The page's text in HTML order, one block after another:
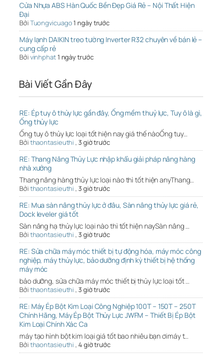
Cửa Nhựa ABS Hàn Quốc Bền Đẹp Giá Rẻ – Nội Thất Hiện
Đại
Bởi Tuongvicuago1 ngày trước
Máy lạnh DAIKIN treo tường Inverter R32 chuyên về bán lẻ –
cung cấp rẻ
Bởi vinhphat1 ngày trước
Bài Viết Gần Đây
RE: Ép tuy ô thủy lực gần đây, Ống mềm thuỷ lực, Tuy ô là gì,
Ống thủy lực
Ống tuy ô thủy lực loại tốt hiện nay giá thế nàoỐng tuy…
Bởi thaontasieuthi , 3 giờ trước
RE: Thang Nâng Thủy Lực nhập khẩu giải pháp nâng hàng
nhà xưởng
Thang nâng hàng thủy lực loại nào thì tốt hiện anyThang…
Bởi thaontasieuthi , 3 giờ trước
RE: Mua sàn nâng thủy lực ở đâu, Sàn nâng thủy lực giá rẻ,
Dock leveler giá tốt
Sàn nâng hạ thủy lực loại nào thì tốt hiện naySàn nâng …
Bởi thaontasieuthi , 3 giờ trước
RE: Sửa chữa máy móc thiết bị tự động hóa, máy móc công
nghiệp, máy thủy lực, bảo dưỡng định kỳ thiết bị hệ thống
máy móc
bảo dưỡng, sửa chữa máy móc thiết bị thủy lực loại tốt …
Bởi thaontasieuthi , 3 giờ trước
RE: Máy Ép Bột Kim Loại Công Nghiệp 100T – 150T – 250T
Chính Hãng, Máy Ép Bột Thủy Lực JWFM – Thiết Bị Ép Bột
Kim Loại Chính Xác Ca
máy tạo hình bột kim loại giá tốt bao nhiêu bạn ơimáy t…
Bởi thaontasieuthi , 4 giờ trước